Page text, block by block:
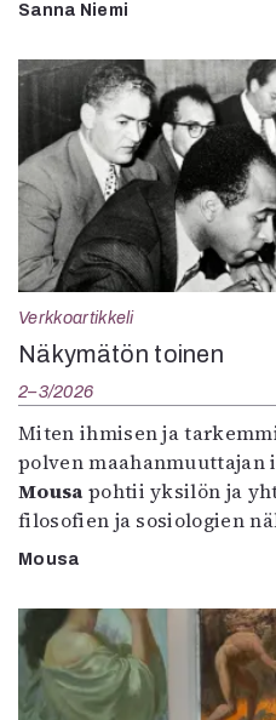
Sanna Niemi
Verkkoartikkeli
Näkymätön toinen
2–3/2026
Miten ihmisen ja
polven maahanmuuttajan
Mousa pohtii yksilön ja
filosofien ja sosiologien
Mousa